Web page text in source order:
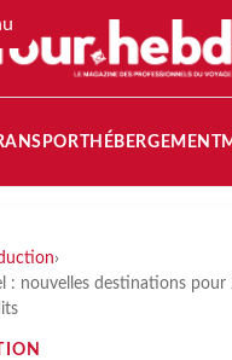
HÉBERGEMENT
›
: nouvelles destinations